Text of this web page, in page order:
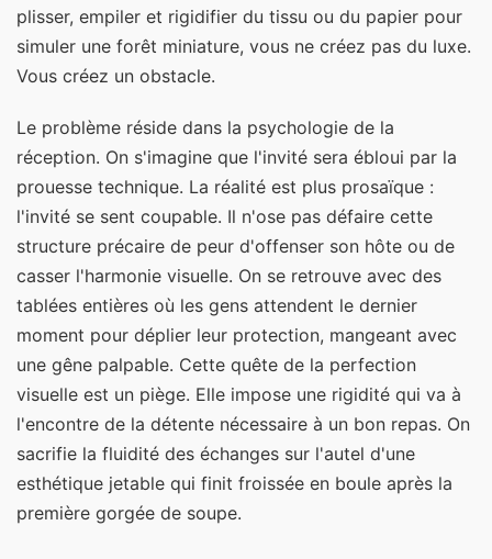
plisser, empiler et rigidifier du tissu ou du papier pour
simuler une forêt miniature, vous ne créez pas du luxe.
Vous créez un obstacle.
Le problème réside dans la psychologie de la
réception. On s'imagine que l'invité sera ébloui par la
prouesse technique. La réalité est plus prosaïque :
l'invité se sent coupable. Il n'ose pas défaire cette
structure précaire de peur d'offenser son hôte ou de
casser l'harmonie visuelle. On se retrouve avec des
tablées entières où les gens attendent le dernier
moment pour déplier leur protection, mangeant avec
une gêne palpable. Cette quête de la perfection
visuelle est un piège. Elle impose une rigidité qui va à
l'encontre de la détente nécessaire à un bon repas. On
sacrifie la fluidité des échanges sur l'autel d'une
esthétique jetable qui finit froissée en boule après la
première gorgée de soupe.